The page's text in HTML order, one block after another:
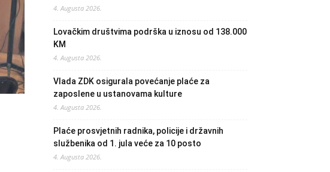
4. Augusta 2026.
Lovačkim društvima podrška u iznosu od 138.000
KM
4. Augusta 2026.
Vlada ZDK osigurala povećanje plaće za
zaposlene u ustanovama kulture
4. Augusta 2026.
Plaće prosvjetnih radnika, policije i državnih
službenika od 1. jula veće za 10 posto
4. Augusta 2026.